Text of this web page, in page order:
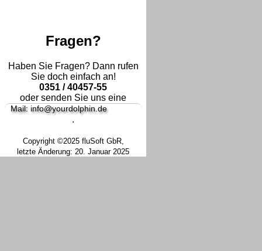
Fragen?
Haben Sie Fragen? Dann rufen
Sie doch einfach an!
0351 / 40457-55
oder senden Sie uns eine
Mail: info@yourdolphin.de
.
Copyright ©2025 fluSoft GbR,
letzte Änderung: 20. Januar 2025